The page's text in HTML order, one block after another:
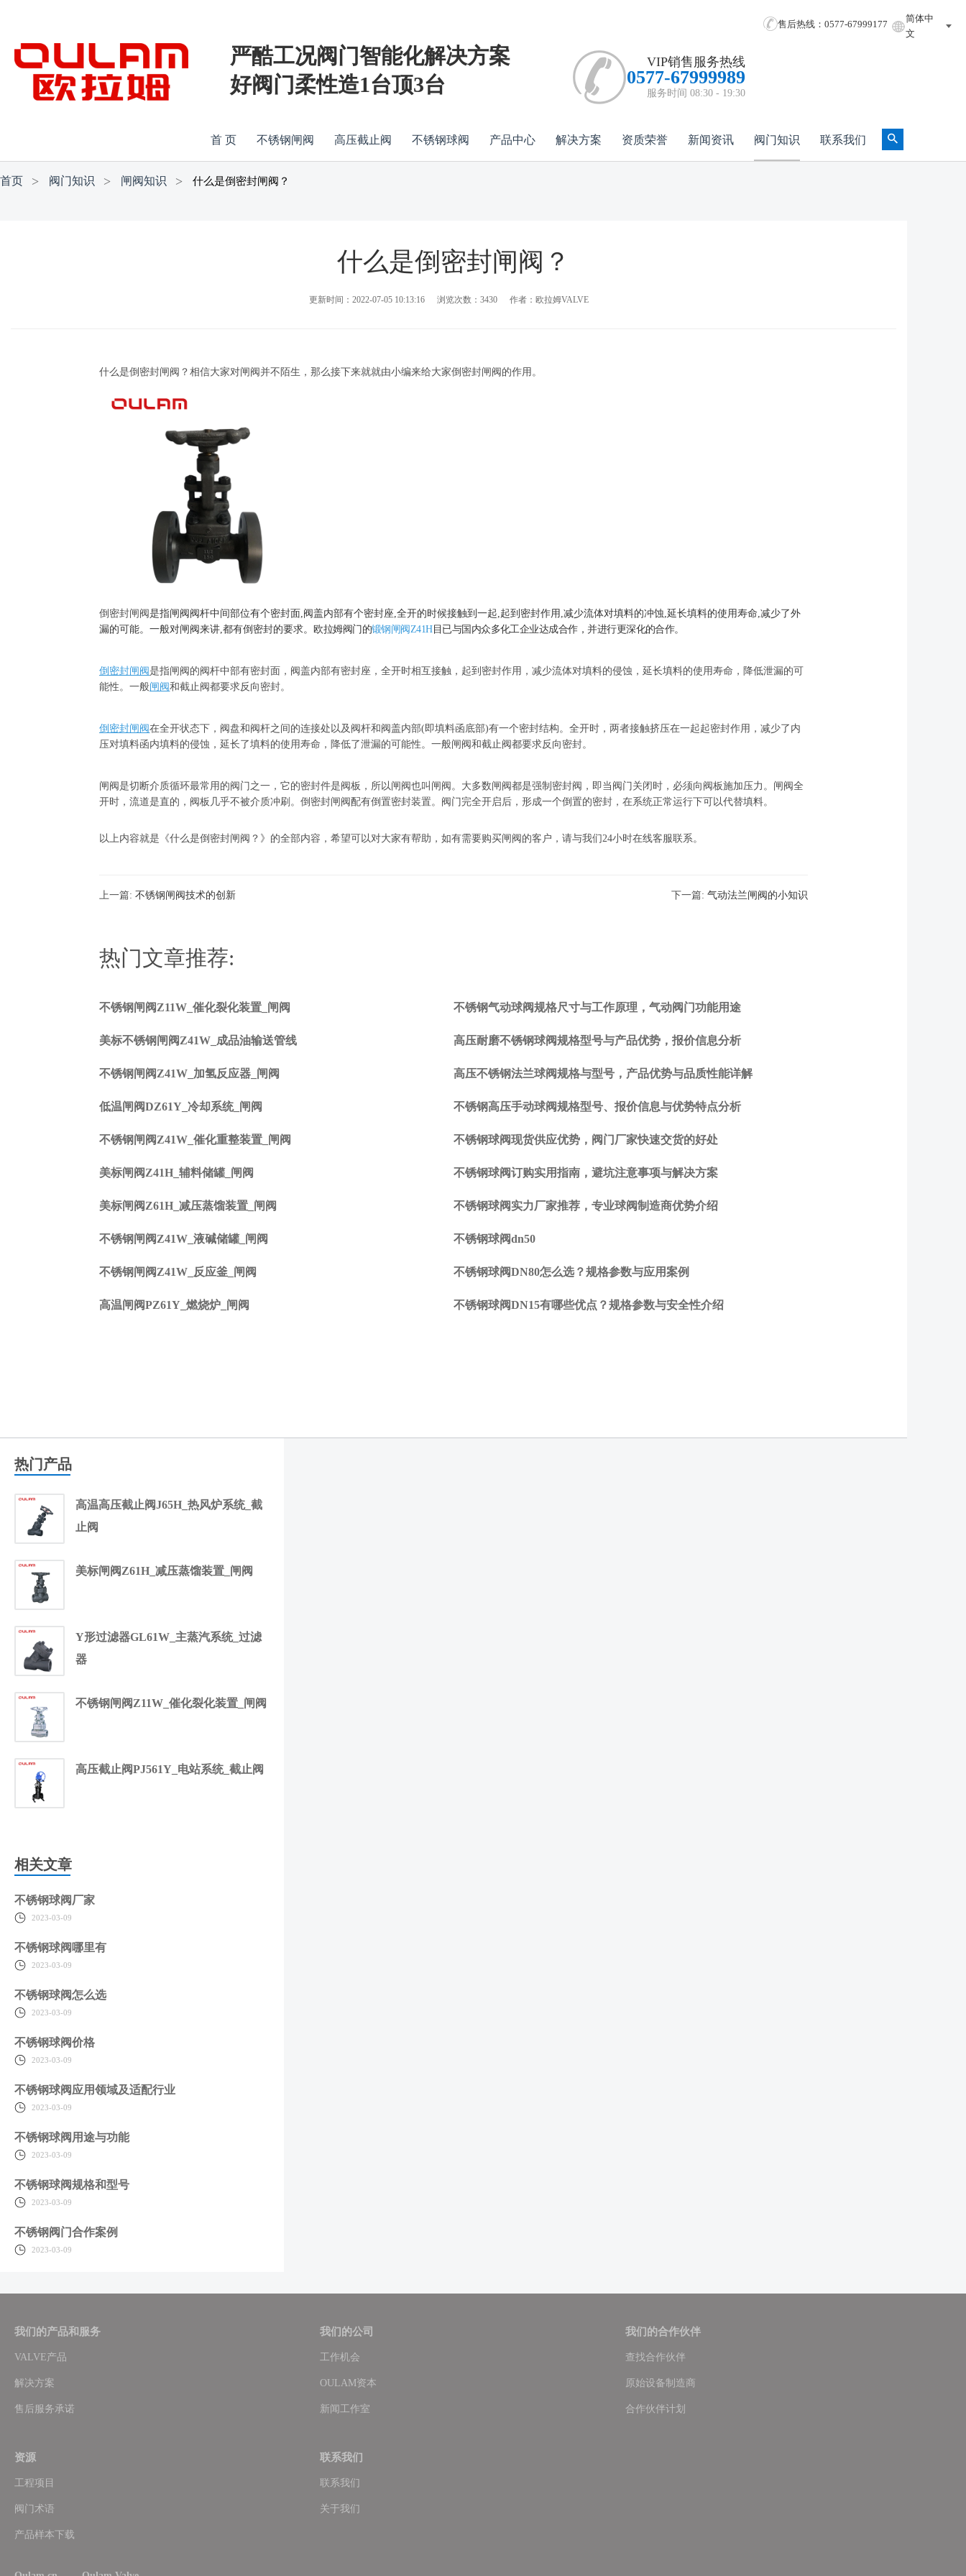
售后热线：0577-67999177
简体中
文
严酷工况阀门智能化解决方案
好阀门柔性造1台顶3台
VIP销售服务热线
0577-67999989
服务时间 08:30 - 19:30
首 页 不锈钢闸阀 高压截止阀 不锈钢球阀 产品中心 解决方案 资质荣誉 新闻资讯 阀门知识 联系我们
首页 阀门知识 闸阀知识 什么是倒密封闸阀？
什么是倒密封闸阀？
更新时间：2022-07-05 10:13:16 浏览次数：3430 作者：欧拉姆VALVE
什么是倒密封闸阀？相信大家对闸阀并不陌生，那么接下来就就由小编来给大家倒密封闸阀的作用。
倒密封闸阀是指闸阀阀杆中间部位有个密封面,阀盖内部有个密封座,全开的时候接触到一起,起到密封作用,减少流体对填料的冲蚀,延长填料的使用寿命,减少了外
漏的可能。一般对闸阀来讲,都有倒密封的要求。 欧拉姆阀门的锻钢闸阀Z41H目已与国内众多化工企业达成合作，并进行更深化的合作。
倒密封闸阀是指闸阀的阀杆中部有密封面，阀盖内部有密封座，全开时相互接触，起到密封作用，减少流体对填料的侵蚀，延长填料的使用寿命，降低泄漏的可
能性。一般闸阀和截止阀都要求反向密封。
倒密封闸阀在全开状态下，阀盘和阀杆之间的连接处以及阀杆和阀盖内部(即填料函底部)有一个密封结构。全开时，两者接触挤压在一起起密封作用，减少了内
压对填料函内填料的侵蚀，延长了填料的使用寿命，降低了泄漏的可能性。一般闸阀和截止阀都要求反向密封。
闸阀是切断介质循环最常用的阀门之一，它的密封件是阀板，所以闸阀也叫闸阀。大多数闸阀都是强制密封阀，即当阀门关闭时，必须向阀板施加压力。闸阀全
开时，流道是直的，阀板几乎不被介质冲刷。倒密封闸阀配有倒置密封装置。阀门完全开启后，形成一个倒置的密封，在系统正常运行下可以代替填料。
以上内容就是《什么是倒密封闸阀？》的全部内容，希望可以对大家有帮助，如有需要购买闸阀的客户，请与我们24小时在线客服联系。
上一篇: 不锈钢闸阀技术的创新 下一篇: 气动法兰闸阀的小知识
热门文章推荐:
不锈钢闸阀Z11W_催化裂化装置_闸阀
美标不锈钢闸阀Z41W_成品油输送管线
不锈钢闸阀Z41W_加氢反应器_闸阀
低温闸阀DZ61Y_冷却系统_闸阀
不锈钢闸阀Z41W_催化重整装置_闸阀
美标闸阀Z41H_辅料储罐_闸阀
美标闸阀Z61H_减压蒸馏装置_闸阀
不锈钢闸阀Z41W_液碱储罐_闸阀
不锈钢闸阀Z41W_反应釜_闸阀
高温闸阀PZ61Y_燃烧炉_闸阀
不锈钢气动球阀规格尺寸与工作原理，气动阀门功能用途
高压耐磨不锈钢球阀规格型号与产品优势，报价信息分析
高压不锈钢法兰球阀规格与型号，产品优势与品质性能详解
不锈钢高压手动球阀规格型号、报价信息与优势特点分析
不锈钢球阀现货供应优势，阀门厂家快速交货的好处
不锈钢球阀订购实用指南，避坑注意事项与解决方案
不锈钢球阀实力厂家推荐，专业球阀制造商优势介绍
不锈钢球阀dn50
不锈钢球阀DN80怎么选？规格参数与应用案例
不锈钢球阀DN15有哪些优点？规格参数与安全性介绍
一
不
钢
阀
术
的
新
热门产品
高温高压截止阀J65H_热风炉系统_截
止阀
美标闸阀Z61H_减压蒸馏装置_闸阀
Y形过滤器GL61W_主蒸汽系统_过滤
器
不锈钢闸阀Z11W_催化裂化装置_闸阀
高压截止阀PJ561Y_电站系统_截止阀
相关文章
不锈钢球阀厂家
2023-03-09
不锈钢球阀哪里有
2023-03-09
不锈钢球阀怎么选
2023-03-09
不锈钢球阀价格
2023-03-09
不锈钢球阀应用领域及适配行业
2023-03-09
不锈钢球阀用途与功能
2023-03-09
不锈钢球阀规格和型号
2023-03-09
不锈钢阀门合作案例
2023-03-09
我们的产品和服务
VALVE产品
解决方案
售后服务承诺
我们的公司
工作机会
OULAM资本
新闻工作室
我们的合作伙伴
查找合作伙伴
原始设备制造商
合作伙伴计划
资源
工程项目
阀门术语
产品样本下载
联系我们
联系我们
关于我们